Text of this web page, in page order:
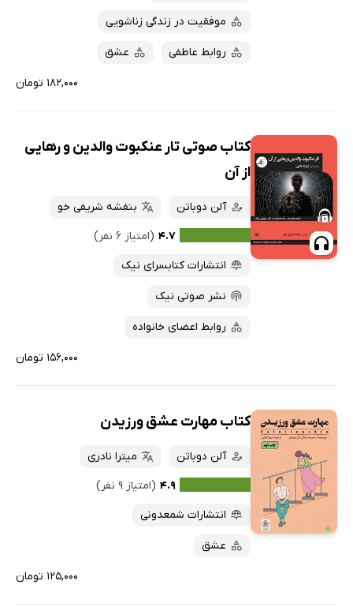
موفقیت در زندگی زناشویی
روابط عاطفی عشق
۱۸۲,۰۰۰ تومان
کتاب صوتی تار عنکبوت والدین و رهایی
از آن
آلن دوباتن
بنفشه شریفی خو
۴.۷ (امتیاز ۶ نفر)
انتشارات کتابسرای نیک
نشر صوتی نیک
روابط اعضای خانواده
۱۵۶,۰۰۰ تومان
کتاب مهارت عشق ورزیدن
آلن دوباتن
میترا نادری
۴.۹ (امتیاز ۹ نفر)
انتشارات شمعدونی
عشق
۱۲۵,۰۰۰ تومان